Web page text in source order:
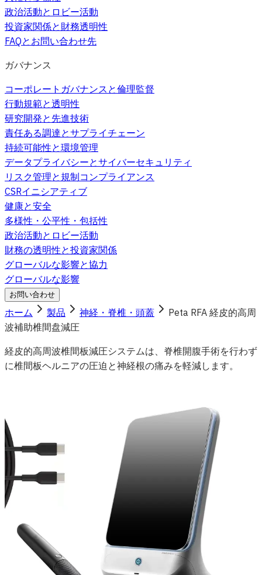
政治活動とロビー活動
投資家関係と財務透明性
FAQとお問い合わせ先
ガバナンス
コーポレートガバナンスと倫理監督
行動規範と透明性
研究開発と先進技術
責任ある調達とサプライチェーン
持続可能性と環境管理
データプライバシーとサイバーセキュリティ
リスク管理と規制コンプライアンス
CSRイニシアティブ
健康と安全
多様性・公平性・包括性
政治活動とロビー活動
財務の透明性と投資家関係
グローバルな影響と協力
グローバルな影響
お問い合わせ
ホーム 製品 神経・脊椎・頭蓋
Peta RFA 経皮的高周
波補助椎間盘減圧
経皮的高周波椎間板減圧システムは、脊椎開腹手術を行わず
に椎間板ヘルニアの圧迫と神経根の痛みを軽減します。